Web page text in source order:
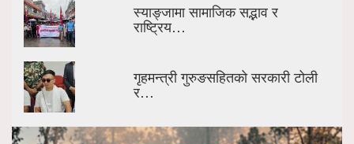
स्याङ्जामा सामाजिक सद्भाव र
राष्ट्रिय…
गृहमन्त्री गुरुङसहितको सरकारी टोली
र…